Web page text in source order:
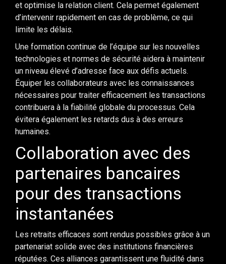
et optimise la relation client. Cela permet également
d’intervenir rapidement en cas de problème, ce qui
limite les délais.
Une formation continue de l’équipe sur les nouvelles
technologies et normes de sécurité aidera à maintenir
un niveau élevé d’adresse face aux défis actuels.
Équiper les collaborateurs avec les connaissances
nécessaires pour traiter efficacement les transactions
contribuera à la fiabilité globale du processus. Cela
évitera également les retards dus à des erreurs
humaines.
Collaboration avec des
partenaires bancaires
pour des transactions
instantanées
Les retraits efficaces sont rendus possibles grâce à un
partenariat solide avec des institutions financières
réputées. Ces alliances garantissent une fluidité dans